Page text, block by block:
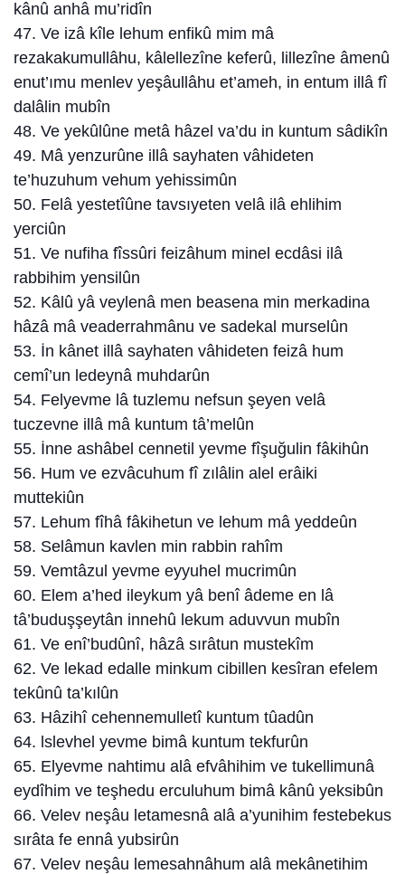
kânû anhâ mu’ridîn
47. Ve izâ kîle lehum enfikû mim mâ
rezakakumullâhu, kâlellezîne keferû, lillezîne âmenû
enut’ımu menlev yeşâullâhu et’ameh, in entum illâ fî
dalâlin mubîn
48. Ve yekûlûne metâ hâzel va’du in kuntum sâdikîn
49. Mâ yenzurûne illâ sayhaten vâhideten
te’huzuhum vehum yehissimûn
50. Felâ yestetîûne tavsıyeten velâ ilâ ehlihim
yerciûn
51. Ve nufiha fîssûri feizâhum minel ecdâsi ilâ
rabbihim yensilûn
52. Kâlû yâ veylenâ men beasena min merkadina
hâzâ mâ veaderrahmânu ve sadekal murselûn
53. İn kânet illâ sayhaten vâhideten feizâ hum
cemî’un ledeynâ muhdarûn
54. Felyevme lâ tuzlemu nefsun şeyen velâ
tuczevne illâ mâ kuntum tâ’melûn
55. İnne ashâbel cennetil yevme fîşuğulin fâkihûn
56. Hum ve ezvâcuhum fî zılâlin alel erâiki
muttekiûn
57. Lehum fîhâ fâkihetun ve lehum mâ yeddeûn
58. Selâmun kavlen min rabbin rahîm
59. Vemtâzul yevme eyyuhel mucrimûn
60. Elem a’hed ileykum yâ benî âdeme en lâ
tâ’buduşşeytân innehû lekum aduvvun mubîn
61. Ve enî’budûnî, hâzâ sırâtun mustekîm
62. Ve lekad edalle minkum cibillen kesîran efelem
tekûnû ta’kılûn
63. Hâzihî cehennemulletî kuntum tûadûn
64. lslevhel yevme bimâ kuntum tekfurûn
65. Elyevme nahtimu alâ efvâhihim ve tukellimunâ
eydîhim ve teşhedu erculuhum bimâ kânû yeksibûn
66. Velev neşâu letamesnâ alâ a’yunihim festebekus
sırâta fe ennâ yubsirûn
67. Velev neşâu lemesahnâhum alâ mekânetihim